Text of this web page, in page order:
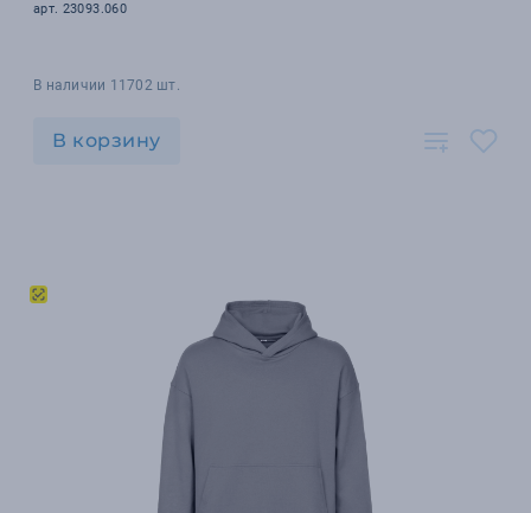
арт. 23093.060
В наличии 11702 шт.
В корзину